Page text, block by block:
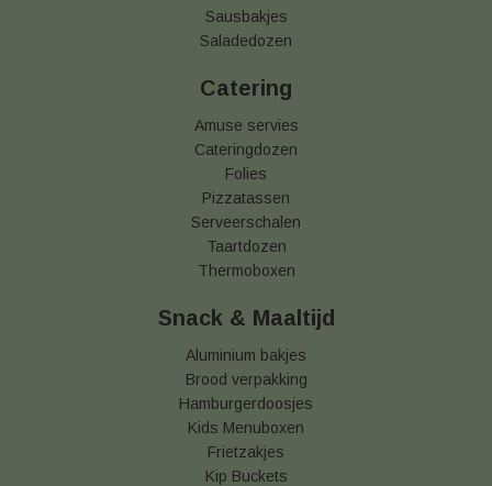
Sausbakjes
Saladedozen
Catering
Amuse servies
Cateringdozen
Folies
Pizzatassen
Serveerschalen
Taartdozen
Thermoboxen
Snack & Maaltijd
Aluminium bakjes
Brood verpakking
Hamburgerdoosjes
Kids Menuboxen
Frietzakjes
Kip Buckets